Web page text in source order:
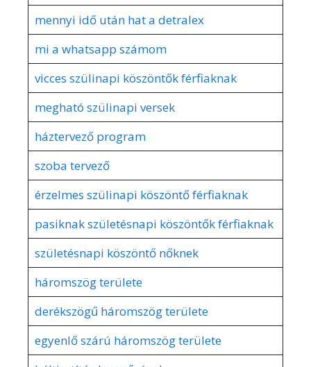
mennyi idő után hat a detralex
mi a whatsapp számom
vicces szülinapi köszöntők férfiaknak
megható szülinapi versek
háztervező program
szoba tervező
érzelmes szülinapi köszöntő férfiaknak
pasiknak születésnapi köszöntők férfiaknak
születésnapi köszöntő nőknek
háromszög területe
derékszögű háromszög területe
egyenlő szárú háromszög területe